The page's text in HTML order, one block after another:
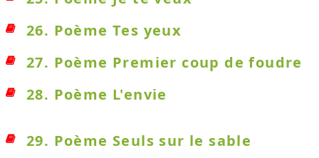
26. Poème Tes yeux
27. Poème Premier coup de foudre
28. Poème L'envie
29. Poème Seuls sur le sable